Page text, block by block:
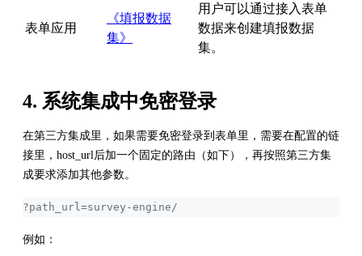
表单应用
《填报数据
集》
用户可以通过接入表单
数据来创建填报数据
集。
4. 系统集成中免密登录
在第三方集成里，如果需要免密登录到表单里，需要在配置的链
接里，host_url后加一个固定的路由（如下），再按照第三方集
成要求添加其他参数。
?path_url=survey-engine/
例如：